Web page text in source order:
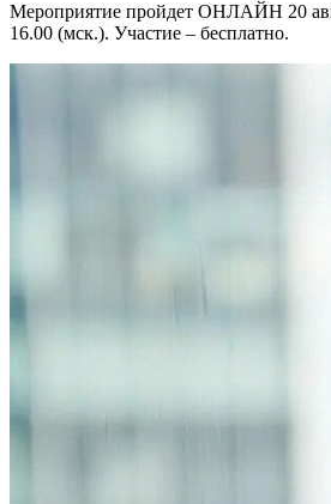
Мероприятие пройдет ОНЛАЙН 20
16.00 (мск.). Участие – бесплатно.